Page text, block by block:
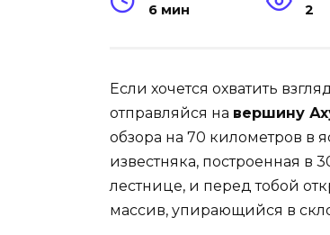
6 мин 2
Если хочется охватить
отправляйся на вершину
обзора на 70 километров в
известняка, построенная в
лестнице, и перед тобой
массив, упирающийся в